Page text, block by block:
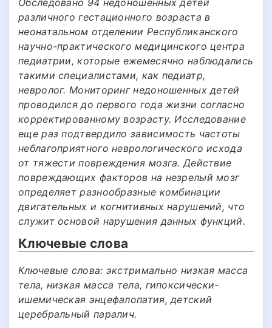
различного гестационного возраста в
неонатальном отделении Республиканского
научно-практического медицинского центра
педиатрии, которые ежемесячно наблюдались
такими специалистами, как педиатр,
невролог. Мониторинг недоношенных детей
проводился до первого года жизни согласно
корректированному возрасту. Исследование
еще раз подтвердило зависимость частоты
неблагоприятного неврологического исхода
от тяжести повреждения мозга. Действие
повреждающих факторов на незрелый мозг
определяет разнообразные комбинации
двигательных и когнитивных нарушений, что
служит основой нарушения данных функций.
Ключевые слова
Ключевые слова: экстримально низкая масса
тела, низкая масса тела, гипоксически-
ишемическая энцефалопатия, детский
церебральный паралич.